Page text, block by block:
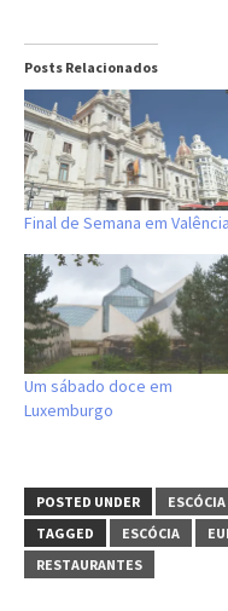
Posts Relacionados
Final de Semana em Valência
Um sábado doce em
Luxemburgo
POSTED UNDER ESCÓCIA
TAGGED
ESCÓCIA
RESTAURANTES